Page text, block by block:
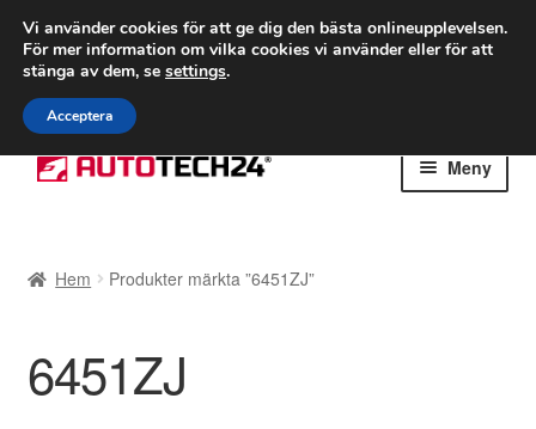
FRAKT från 75 kr
Världsomspännande frakt
Ring 766 924 713
Hoppa
till
Hoppa
till
Meny
Betalningar
Integritetspolicy
Hem Produkter märkta ”6451ZJ”
6451ZJ
Vi använder cookies för att ge dig den bästa onlineupplevelsen.
För mer information om vilka cookies vi använder eller för att
stänga av dem, se settings.
Acceptera